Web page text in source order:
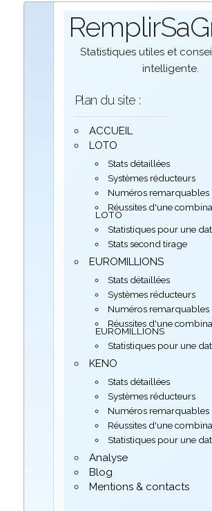
Statistiques utiles et
intelligente.
Plan du site :
ACCUEIL
LOTO
Stats détaillées
Systèmes réducteurs
Numéros remarquables
Réussites d'une
LOTO
Statistiques pour une
Stats second tirage
EUROMILLIONS
Stats détaillées
Systèmes réducteurs
Numéros remarquables
Réussites d'une
EUROMILLIONS
Statistiques pour une
KENO
Stats détaillées
Systèmes réducteurs
Numéros remarquables
Réussites d'une
Statistiques pour une
Analyse
Blog
Mentions & contacts